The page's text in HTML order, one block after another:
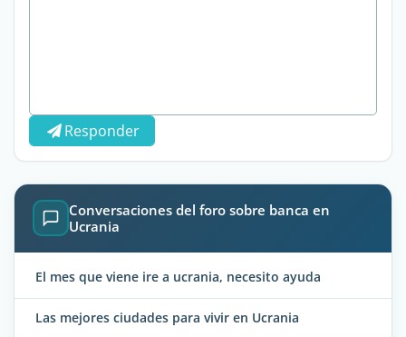
Responder
Conversaciones del foro sobre banca en
Ucrania
El mes que viene ire a ucrania, necesito ayuda
Las mejores ciudades para vivir en Ucrania